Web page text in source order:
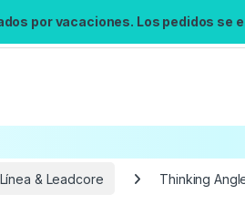
por vacaciones. Los pedidos se
& Leadcore Thinking